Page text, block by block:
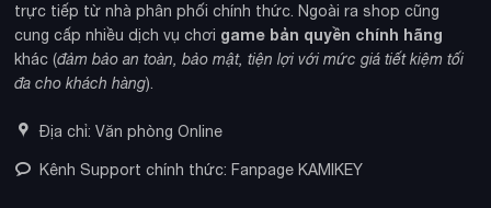
trực tiếp từ nhà phân phối chính thức. Ngoài ra shop cũng
cung cấp nhiều dịch vụ chơi game bản quyền chính hãng
khác (đảm bảo an toàn, bảo mật, tiện lợi với mức giá tiết kiệm tối
đa cho khách hàng).
Địa chỉ: Văn phòng Online
Kênh Support chính thức: Fanpage KAMIKEY